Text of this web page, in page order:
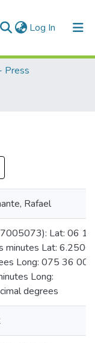
Log In (current)
Press
Rafael
Lat: 06 15
minutes Lat: 6.2500
Long: 075 36 00
Long:
degrees